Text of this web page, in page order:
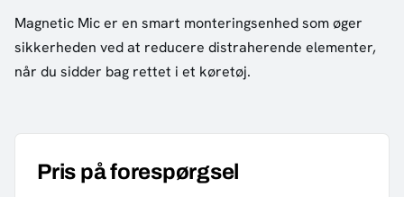
Magnetic Mic er en smart monteringsenhed som øger
sikkerheden ved at reducere distraherende elementer,
når du sidder bag rettet i et køretøj.
Pris på forespørgsel